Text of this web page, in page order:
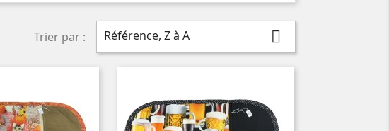
Trier par : Référence, Z à A 